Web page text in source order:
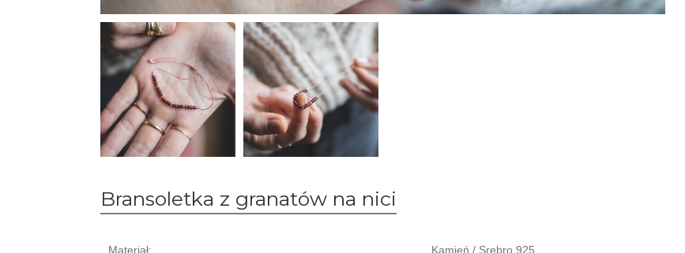
Bransoletka z granatów na nici
Materiał:
Kamień / Srebro 925